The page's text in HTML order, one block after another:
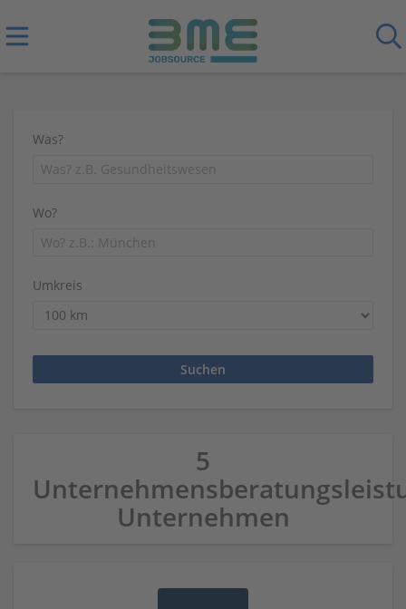
Was?
Wo?
Umkreis
5
Unternehmen